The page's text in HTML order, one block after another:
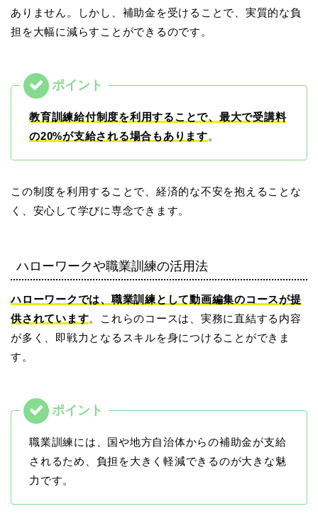
ありません。しかし、補助金を受けることで、実質的な負
担を大幅に減らすことができるのです。
教育訓練給付制度を利用することで、最大で受講料
の20%が支給される場合もあります。
この制度を利用することで、経済的な不安を抱えることな
く、安心して学びに専念できます。
ハローワークや職業訓練の活用法
ハローワークでは、職業訓練として動画編集のコースが提
供されています。これらのコースは、実務に直結する内容
が多く、即戦力となるスキルを身につけることができま
す。
職業訓練には、国や地方自治体からの補助金が支給
されるため、負担を大きく軽減できるのが大きな魅
力です。